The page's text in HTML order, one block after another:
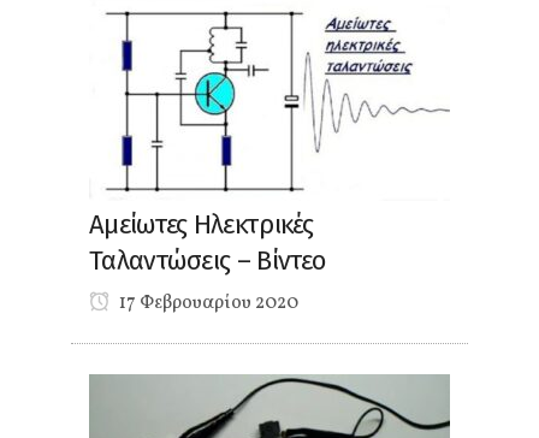
Αμείωτες Ηλεκτρικές
Ταλαντώσεις – Βίντεο
17 Φεβρουαρίου 2020